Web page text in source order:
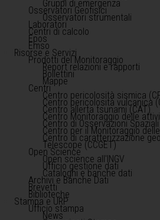
Gruppi di emergenza
Osservatori Geofisici
Osservatori strumentali
Laboratori
Centri di calcolo
Epos
Emso
Risorse e Servizi
Prodotti del Monitoraggio
Report relazioni e rapporti
Bollettini
Mappe
Centri
Centro pericolosità sismica
Centro pericolosità vulcanica
Centro allerta tsunami (CAT)
Centro Monitoraggio delle
Centro di Osservazioni
Centro per il Monitoraggio
Centro di caratterizzazione
Telescope (CCGET)
Open Science
Open science all'INGV
Ufficio gestione dati
Cataloghi e banche dati
Archivi e Banche Dati
Brevetti
Biblioteche
Stampa e URP
Ufficio stampa
News